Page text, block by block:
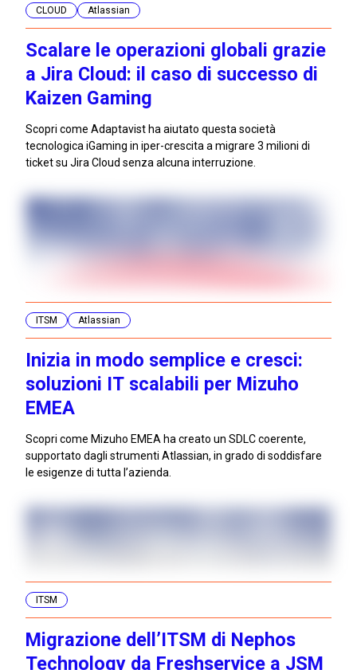
CLOUD Atlassian
Scalare le operazioni globali grazie
a Jira Cloud: il caso di successo di
Kaizen Gaming
Scopri come Adaptavist ha aiutato questa società
tecnologica iGaming in iper-crescita a migrare 3 milioni di
ticket su Jira Cloud senza alcuna interruzione.
ITSM Atlassian
Inizia in modo semplice e cresci:
soluzioni IT scalabili per Mizuho
EMEA
Scopri come Mizuho EMEA ha creato un SDLC coerente,
supportato dagli strumenti Atlassian, in grado di soddisfare
le esigenze di tutta l’azienda.
ITSM
Migrazione dell’ITSM di Nephos
Technology da Freshservice a JSM